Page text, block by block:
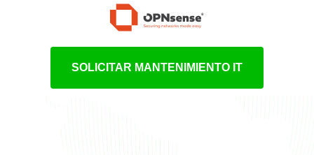
SOLICITAR MANTENIMIENTO IT